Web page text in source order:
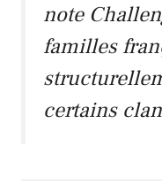
note
familles
certains